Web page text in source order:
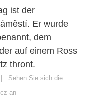
ist der
Er wurde
dem
auf einem Ross
thront.
Sehen Sie sich die
an